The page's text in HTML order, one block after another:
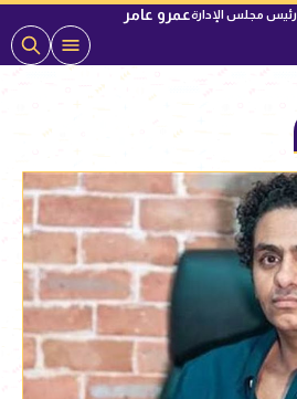
رئيس مجلس الإدارةعمرو عامر